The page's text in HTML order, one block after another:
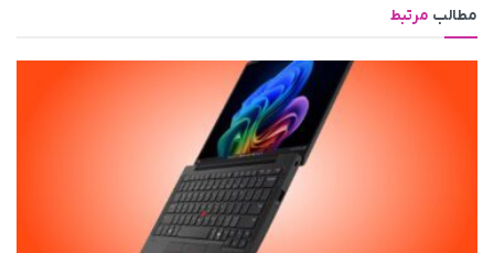
مطالب مرتبط